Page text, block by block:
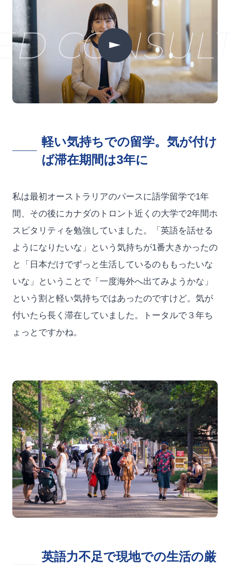
軽い気持ちでの留学。気が付け
ば滞在期間は3年に
私は最初オーストラリアのパースに語学留学で1年
間、その後にカナダのトロント近くの大学で2年間ホ
スピタリティを勉強していました。「英語を話せる
ようになりたいな」という気持ちが1番大きかったの
と「日本だけでずっと生活しているのももったいな
いな」ということで「一度海外へ出てみようかな」
という割と軽い気持ちではあったのですけど。気が
付いたら長く滞在していました。トータルで３年ち
ょっとですかね。
英語力不足で現地での生活の厳